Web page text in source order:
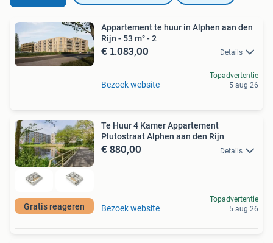
Appartement te huur in Alphen aan den
Rijn - 53 m² - 2
€ 1.083,00 Details
Bezoek website
Topadvertentie
5 aug 26
Gratis reageren
Te Huur 4 Kamer Appartement
Plutostraat Alphen aan den Rijn
€ 880,00 Details
Bezoek website
Topadvertentie
5 aug 26